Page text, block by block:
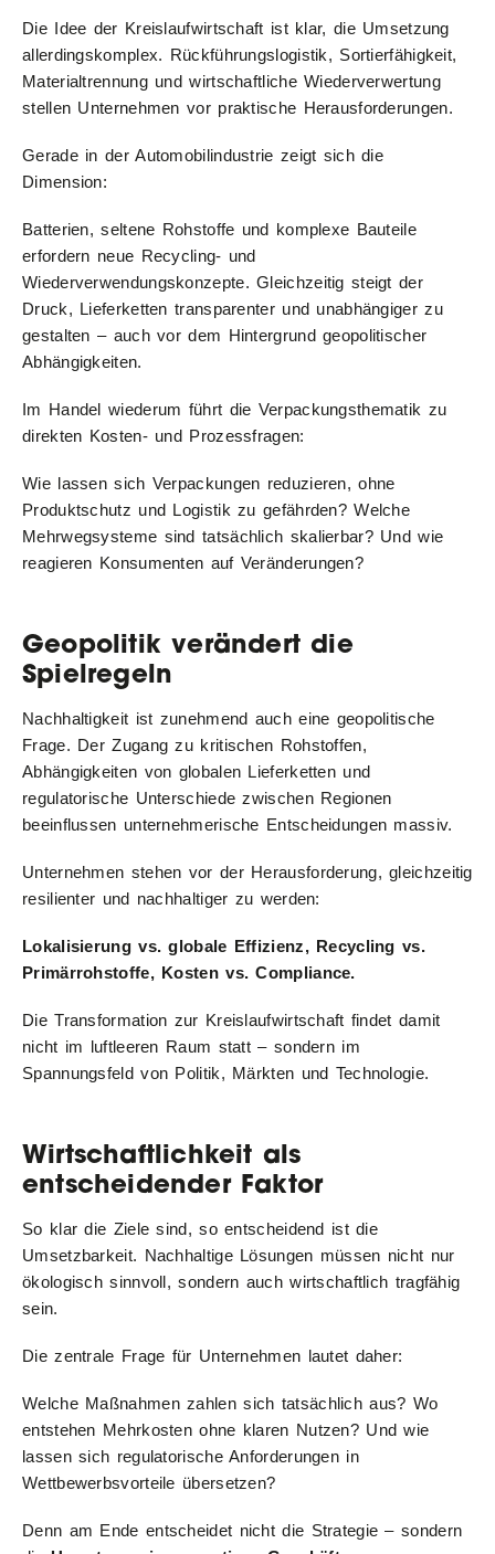
Die Idee der Kreislaufwirtschaft ist klar, die Umsetzung
allerdingskomplex. Rückführungslogistik, Sortierfähigkeit,
Materialtrennung und wirtschaftliche Wiederverwertung
stellen Unternehmen vor praktische Herausforderungen.
Gerade in der Automobilindustrie zeigt sich die
Dimension:
Batterien, seltene Rohstoffe und komplexe Bauteile
erfordern neue Recycling- und
Wiederverwendungskonzepte. Gleichzeitig steigt der
Druck, Lieferketten transparenter und unabhängiger zu
gestalten – auch vor dem Hintergrund geopolitischer
Abhängigkeiten.
Im Handel wiederum führt die Verpackungsthematik zu
direkten Kosten- und Prozessfragen:
Wie lassen sich Verpackungen reduzieren, ohne
Produktschutz und Logistik zu gefährden? Welche
Mehrwegsysteme sind tatsächlich skalierbar? Und wie
reagieren Konsumenten auf Veränderungen?
Geopolitik verändert die
Spielregeln
Nachhaltigkeit ist zunehmend auch eine geopolitische
Frage. Der Zugang zu kritischen Rohstoffen,
Abhängigkeiten von globalen Lieferketten und
regulatorische Unterschiede zwischen Regionen
beeinflussen unternehmerische Entscheidungen massiv.
Unternehmen stehen vor der Herausforderung, gleichzeitig
resilienter und nachhaltiger zu werden:
Lokalisierung vs. globale Effizienz, Recycling vs.
Primärrohstoffe, Kosten vs. Compliance.
Die Transformation zur Kreislaufwirtschaft findet damit
nicht im luftleeren Raum statt – sondern im
Spannungsfeld von Politik, Märkten und Technologie.
Wirtschaftlichkeit als
entscheidender Faktor
So klar die Ziele sind, so entscheidend ist die
Umsetzbarkeit. Nachhaltige Lösungen müssen nicht nur
ökologisch sinnvoll, sondern auch wirtschaftlich tragfähig
sein.
Die zentrale Frage für Unternehmen lautet daher:
Welche Maßnahmen zahlen sich tatsächlich aus? Wo
entstehen Mehrkosten ohne klaren Nutzen? Und wie
lassen sich regulatorische Anforderungen in
Wettbewerbsvorteile übersetzen?
Denn am Ende entscheidet nicht die Strategie – sondern